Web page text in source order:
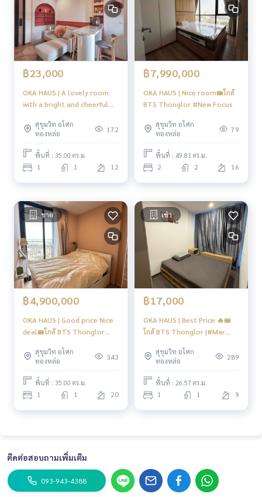
฿23,000
OKA HAUS | A lovely room
with a bright and cheerful
สุขุมวิท อโศก
ทองหล่อ
172
พื้นที่ : 35.00 ตร.ม.
1 1 12
฿7,990,000
OKA HAUS | Nice room🚝ใกล้
BTS Thonglor #New Focus
สุขุมวิท อโศก
ทองหล่อ
79
พื้นที่ : 49.81 ตร.ม.
2 2 16
ขาย
฿4,900,000
OKA HAUS | Good price Nice
deal🚝ใกล้ BTS Thonglor
สุขุมวิท อโศก
ทองหล่อ
343
พื้นที่ : 35.00 ตร.ม.
1 1 20
เช่า
฿17,000
OKA HAUS | Best Price 🔥🚝
ใกล้ BTS Thonglor |#Mar
สุขุมวิท อโศก
ทองหล่อ
289
พื้นที่ : 26.57 ตร.ม.
1 1 9
ติดต่อสอบถามเพิ่มเติม
093-943-4388